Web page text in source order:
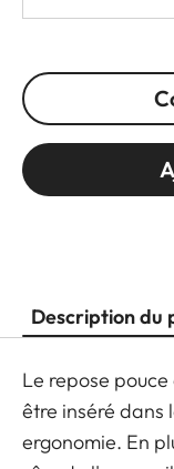
Description du
Le repose
être inséré dans
ergonomie. En